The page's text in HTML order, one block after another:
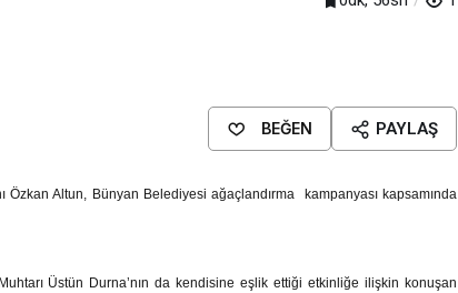
BEĞEN PAYLAŞ
Altun, Bünyan Belediyesi ağaçlandırma kampanyası kapsamında
Üstün Durna’nın da kendisine eşlik ettiği etkinliğe ilişkin konuşan